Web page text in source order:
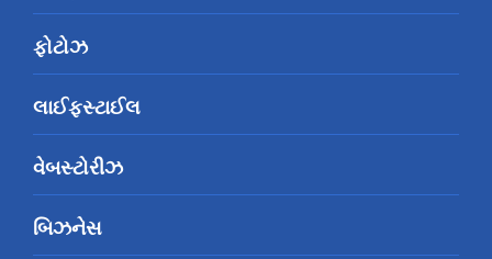
ફોટોઝ
લાઈફસ્ટાઈલ
વેબસ્ટોરીઝ
બિઝનેસ